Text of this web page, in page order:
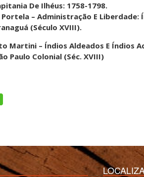
De Ilhéus: 1758-1798.
Portela – Administração E
(Século XVIII).
Martini – Índios Aldeados E Índios
Paulo Colonial (Séc. XVIII)